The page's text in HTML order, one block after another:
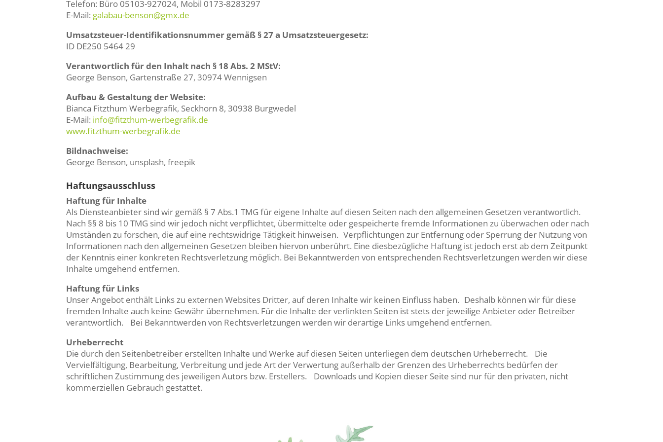
Telefon: Büro 05103-927024, Mobil 0173-8283297
E-Mail: galabau-benson@gmx.de
Umsatzsteuer-Identifikationsnummer gemäß § 27 a Umsatzsteuergesetz:
ID DE250 5464 29
Verantwortlich für den Inhalt nach § 18 Abs. 2 MStV:
George Benson, Gartenstraße 27, 30974 Wennigsen
Aufbau & Gestaltung der Website:
Bianca Fitzthum Werbegrafik, Seckhorn 8, 30938 Burgwedel
E-Mail: info@fitzthum-werbegrafik.de
www.fitzthum-werbegrafik.de
Bildnachweise:
George Benson, unsplash, freepik
Haftungsausschluss
Haftung für Inhalte
Als Diensteanbieter sind wir gemäß § 7 Abs.1 TMG für eigene Inhalte auf diesen Seiten nach den allgemeinen Gesetzen verantwortlich.
Nach §§ 8 bis 10 TMG sind wir jedoch nicht verpflichtet, übermittelte oder gespeicherte fremde Informationen zu überwachen oder nach
Umständen zu forschen, die auf eine rechtswidrige Tätigkeit hinweisen. Verpflichtungen zur Entfernung oder Sperrung der Nutzung von
Informationen nach den allgemeinen Gesetzen bleiben hiervon unberührt. Eine diesbezügliche Haftung ist jedoch erst ab dem Zeitpunkt
der Kenntnis einer konkreten Rechtsverletzung möglich. Bei Bekanntwerden von entsprechenden Rechtsverletzungen werden wir diese
Inhalte umgehend entfernen.
Haftung für Links
Unser Angebot enthält Links zu externen Websites Dritter, auf deren Inhalte wir keinen Einfluss haben. Deshalb können wir für diese
fremden Inhalte auch keine Gewähr übernehmen. Für die Inhalte der verlinkten Seiten ist stets der jeweilige Anbieter oder Betreiber
verantwortlich. Bei Bekanntwerden von Rechtsverletzungen werden wir derartige Links umgehend entfernen.
Urheberrecht
Die durch den Seitenbetreiber erstellten Inhalte und Werke auf diesen Seiten unterliegen dem deutschen Urheberrecht. Die
Vervielfältigung, Bearbeitung, Verbreitung und jede Art der Verwertung außerhalb der Grenzen des Urheberrechts bedürfen der
schriftlichen Zustimmung des jeweiligen Autors bzw. Erstellers. Downloads und Kopien dieser Seite sind nur für den privaten, nicht
kommerziellen Gebrauch gestattet.